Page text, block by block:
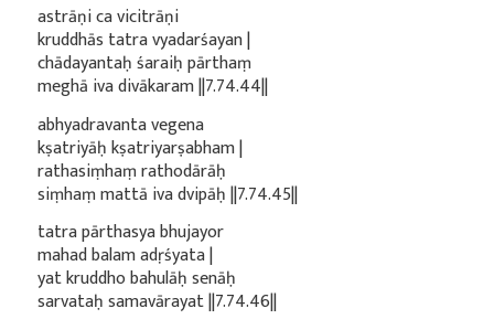
astrāṇi ca vicitrāṇi
kruddhās tatra vyadarśayan |
chādayantaḥ śaraiḥ pārthaṃ
meghā iva divākaram ||7.74.44||
abhyadravanta vegena
kṣatriyāḥ kṣatriyarṣabham |
rathasiṃhaṃ rathodārāḥ
siṃhaṃ mattā iva dvipāḥ ||7.74.45||
tatra pārthasya bhujayor
mahad balam adṛśyata |
yat kruddho bahulāḥ senāḥ
sarvataḥ samavārayat ||7.74.46||